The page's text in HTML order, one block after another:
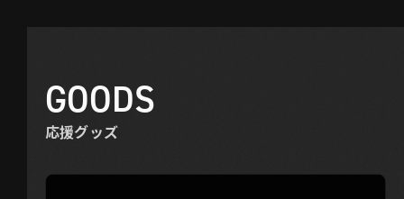
GOODS
応援グッズ